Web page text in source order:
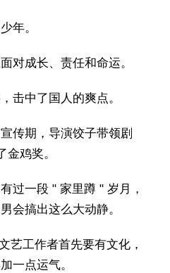
年。
对成长、责任和命运。
击中了国人的爽点。
传期，导演饺子带领剧
鸡奖。
过一段 " 家里蹲 " 岁月，
会搞出这么大动静。
艺工作者首先要有文化，
一点运气。